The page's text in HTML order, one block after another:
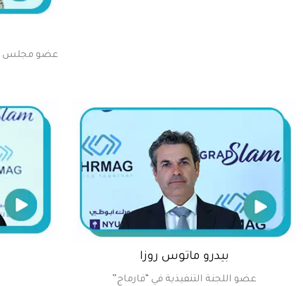
عضو مجلس
بيدرو ماتوس روزا
عضو اللجنة التنفيذية في “فارماج”